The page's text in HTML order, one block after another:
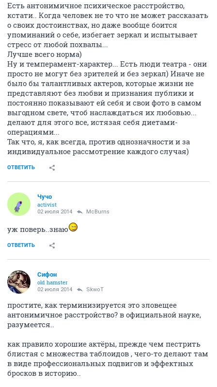
Есть антонимичное психическое расстройство,
кстати.. Когда человек не то что не может рассказать
о своих достоинствах, но даже вообще боится
упоминаний о себе, избегает зеркал и испытывает
стресс от любой похвалы...
Лучше всего норма)
Ну и темперамент-характер... Есть люди театра - они
просто не могут без зрителей и без зеркал) Иначе не
было бы талантливых актеров, которые жизни не
представляют без любви и признания публики и
постоянно показывают ей себя и свои фото в самом
выгодном свете, чтоб наслаждаться их любовью...
делают для этого все, истязая себя диетами-
операциями...
Так что, я, как всегда, против однозначности и за
индивидуальное рассмотрение каждого случая)
ОТВЕТИТЬ
Чучо
activist
02 июля 2014 McBurns
уж поверь..знаю
ОТВЕТИТЬ
Сифон
old hamster
02 июля 2014 SkwоT
простите, как терминизируется это зловещее
антонимичное расстройство? в официальной науке,
разумеется..
как правило хорошие актёры, прежде чем пестрить
блистая с множества таблоидов , чего-то делают там
в виде профессиональных подвигов и эффектных
бросков в историю..